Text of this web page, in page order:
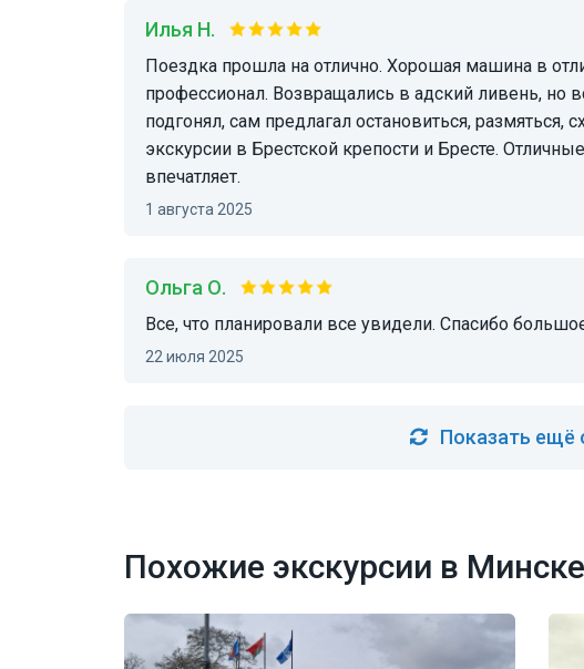
Илья Н.
Поездка прошла на отлично. Хорошая машина в отличном состоянии. Водитель Дмитрий -
профессионал. Возвращались в адский ливень, но
подгонял, сам предлагал остановиться, размяться,
экскурсии в Брестской крепости и Бресте.
впечатляет.
1 августа 2025
Ольга О.
Все, что планировали все увидели. Спасибо
22 июля 2025
Показать ещё
Похожие экскурсии в Минске